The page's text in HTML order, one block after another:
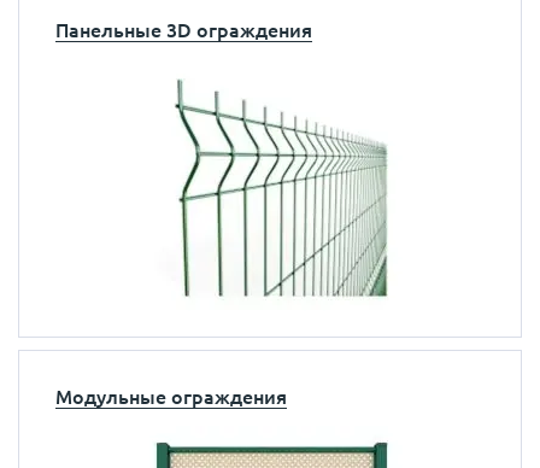
Панельные 3D ограждения
Модульные ограждения